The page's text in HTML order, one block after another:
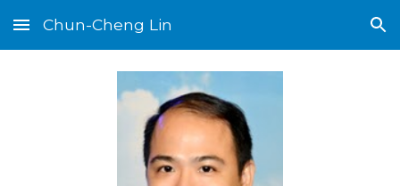
Skip to main content Skip to navigation
Chun-Cheng Lin